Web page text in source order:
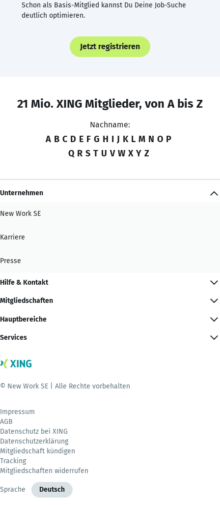
Schon als Basis-Mitglied kannst Du Deine Job-Suche
deutlich optimieren.
Jetzt registrieren
21 Mio. XING Mitglieder, von A bis Z
Nachname:
A B C D E F G H I J K L M N O P
Q R S T U V W X Y Z
Unternehmen
New Work SE
Karriere
Presse
Hilfe & Kontakt
Mitgliedschaften
Hauptbereiche
Services
© New Work SE | Alle Rechte vorbehalten
Impressum
AGB
Datenschutz bei XING
Datenschutzerklärung
Mitgliedschaft kündigen
Tracking
Mitgliedschaften widerrufen
Sprache Deutsch